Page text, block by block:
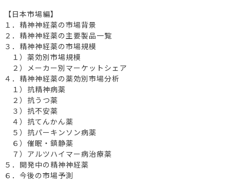
【日本市場編】
１．精神神経薬の市場背景
２．精神神経薬の主要製品一覧
３．精神神経薬の市場規模
１）薬効別市場規模
２）メーカー別マーケットシェア
４．精神神経薬の薬効別市場分析
１）抗精神病薬
２）抗うつ薬
３）抗不安薬
４）抗てんかん薬
５）抗パーキンソン病薬
６）催眠・鎮静薬
７）アルツハイマー病治療薬
５．開発中の精神神経薬
６．今後の市場予測